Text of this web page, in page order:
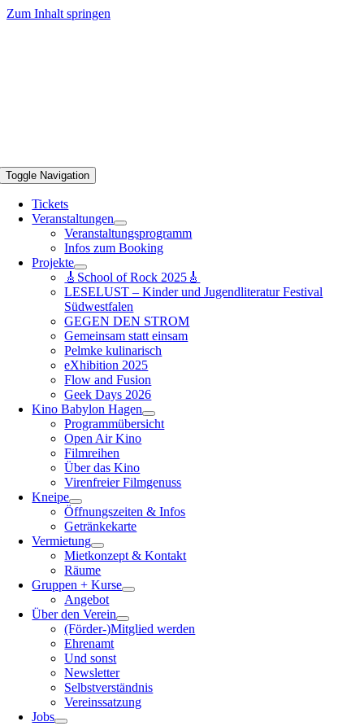
Zum Inhalt springen
Toggle Navigation
Tickets
Veranstaltungen
Veranstaltungsprogramm
Infos zum Booking
Projekte
🎸School of Rock 2025🎸
LESELUST – Kinder und Jugendliteratur Festival
Südwestfalen
GEGEN DEN STROM
Gemeinsam statt einsam
Pelmke kulinarisch
eXhibition 2025
Flow and Fusion
Geek Days 2026
Kino Babylon Hagen
Programmübersicht
Open Air Kino
Filmreihen
Über das Kino
Virenfreier Filmgenuss
Kneipe
Öffnungszeiten & Infos
Getränkekarte
Vermietung
Mietkonzept & Kontakt
Räume
Gruppen + Kurse
Angebot
Über den Verein
(Förder-)Mitglied werden
Ehrenamt
Und sonst
Newsletter
Selbstverständnis
Vereinssatzung
Jobs